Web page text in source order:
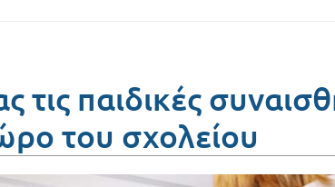
Εκδόσεις Δίπτυχο
Bazaar
τις παιδικές
του σχολείου